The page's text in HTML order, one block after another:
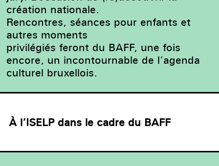
création nationale.
Rencontres, séances pour enfants et
autres moments
privilégiés feront du BAFF, une fois
encore, un incontournable de l’agenda
culturel bruxellois.
À l’ISELP dans le cadre du BAFF